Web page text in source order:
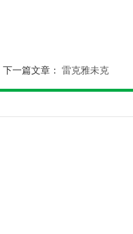
下一篇文章： 雷克雅未克